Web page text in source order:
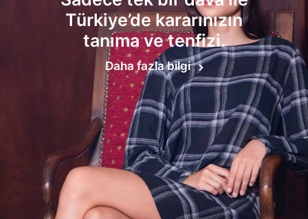
Türkiye’de kararınızın
tanıma ve tenfizi.
Daha fazla bilgi